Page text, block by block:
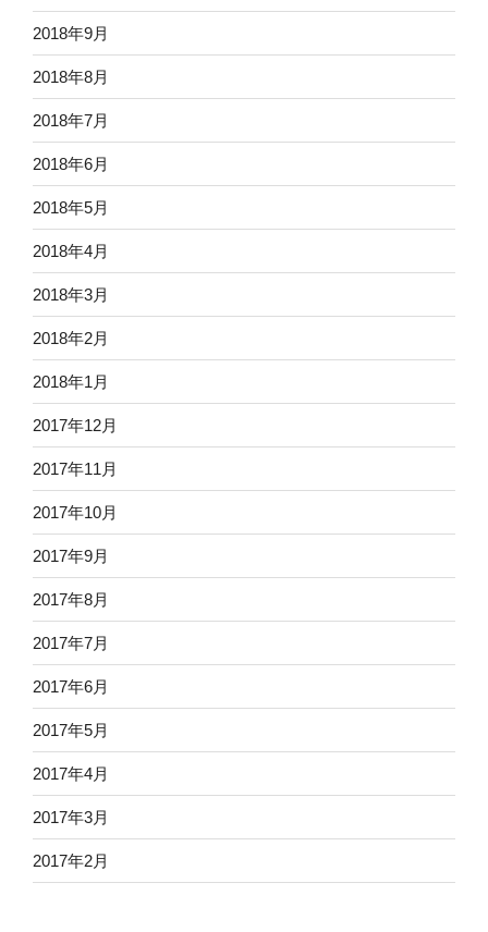
2018年9月
2018年8月
2018年7月
2018年6月
2018年5月
2018年4月
2018年3月
2018年2月
2018年1月
2017年12月
2017年11月
2017年10月
2017年9月
2017年8月
2017年7月
2017年6月
2017年5月
2017年4月
2017年3月
2017年2月